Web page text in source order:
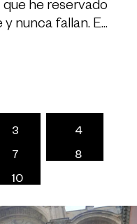
que he reservado
nunca fallan. E...
3
4
7
8
10